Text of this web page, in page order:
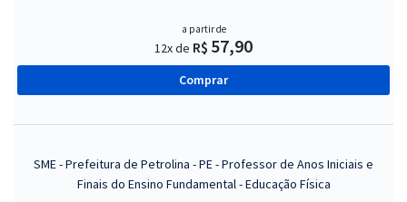
a partir de
12x de R$ 57,90
Comprar
SME - Prefeitura de Petrolina - PE - Professor de Anos Iniciais e
Finais do Ensino Fundamental - Educação Física